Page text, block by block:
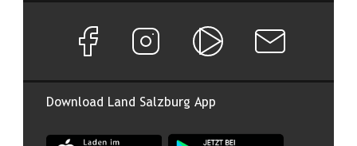
Download Land Salzburg App
App Land Salzburg im Apple App Store
App Land Salzburg im
Facebook Seite von Land Salzburg
Instagram Seite von Land Salzburg
Salzburg ONNewsletter